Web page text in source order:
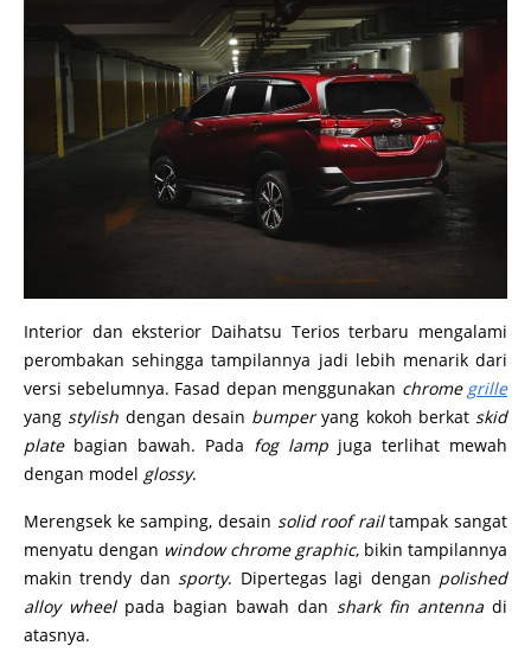
Interior dan eksterior Daihatsu Terios terbaru mengalami
perombakan sehingga tampilannya jadi lebih menarik dari
versi sebelumnya. Fasad depan menggunakan chrome grille
yang stylish dengan desain bumperyang kokoh berkat skid
platebagian bawah. Pada fog lamp juga terlihat mewah
dengan model glossy.
Merengsek ke samping, desain solid roof railtampak sangat
menyatu dengan window chrome graphic, bikin tampilannya
makin trendy dan sporty. Dipertegas lagi dengan polished
alloy wheel pada bagian bawah dan shark fin antenna di
atasnya.